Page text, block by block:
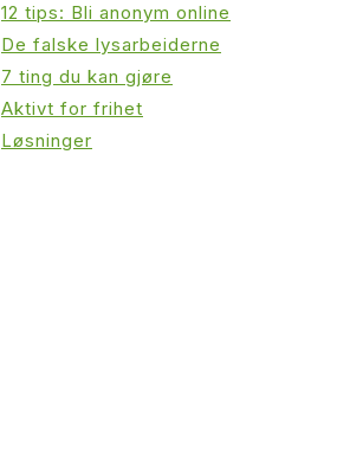
12 tips: Bli anonym online
De falske lysarbeiderne
7 ting du kan gjøre
Aktivt for frihet
Løsninger